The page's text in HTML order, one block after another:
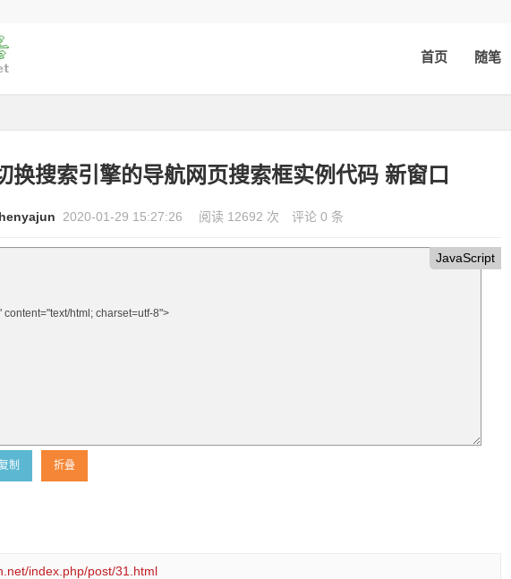
首页 随笔
搜索引擎的导航网页搜索框实例代码 新窗口
2020-01-29 15:27:26 阅读 12692 次 评论 0 条
JavaScript
index.php/post/31.html